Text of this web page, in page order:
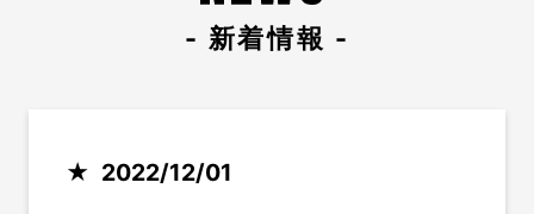
- 新着情報 -
2022/12/01